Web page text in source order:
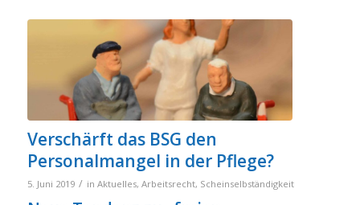
Verschärft das BSG den
Personalmangel in der Pflege?
5. Juni 2019 / in Aktuelles, Arbeitsrecht, Scheinselbständigkeit